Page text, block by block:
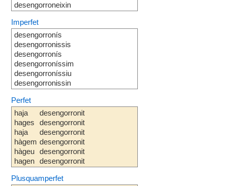
desengorroneixin
Imperfet
desengorronís
desengorronissis
desengorronís
desengorroníssim
desengorroníssiu
desengorronissin
Perfet
haja
hages
haja
hàgem
hàgeu
hagen
desengorronit
desengorronit
desengorronit
desengorronit
desengorronit
desengorronit
Plusquamperfet